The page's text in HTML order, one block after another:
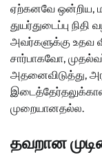
ஏற்கனவே ஒன்றிய,
துயர்துடைப்பு
அவர்களுக்கு உதவ
சார்பாகவோ,
அதனைவிடுத்து,
முறையானதல்ல.
தவறான